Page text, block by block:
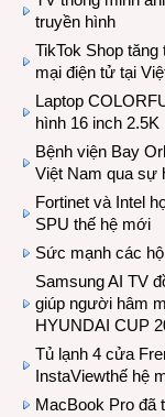
truyền hình
TikTok Shop
mại điện tử tại
Laptop
hình 16 inch 2.5K
Bệnh viện Bay
Việt Nam qua sự
Fortinet và Intel
SPU thế hệ mới
Sức mạnh các
Samsung AI TV
giúp người hâm
HYUNDAI CUP
Tủ lạnh 4 cửa
InstaViewthế hệ
MacBook Pro đã